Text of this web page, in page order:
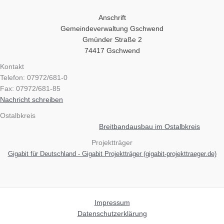
Anschrift
Gemeindeverwaltung Gschwend
Gmünder Straße 2
74417 Gschwend
Kontakt
Telefon: 07972/681-0
Fax: 07972/681-85
Nachricht schreiben
Ostalbkreis
Breitbandausbau im Ostalbkreis
Projektträger
Gigabit für Deutschland - Gigabit Projektträger (gigabit-projekttraeger.de)
Impressum
Datenschutzerklärung